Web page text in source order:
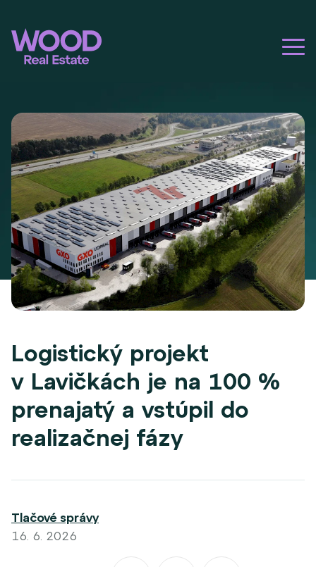
Logistický projekt
v Lavičkách je na 100 %
prenajatý a vstúpil do
realizačnej fázy
Tlačové správy
16. 6. 2026